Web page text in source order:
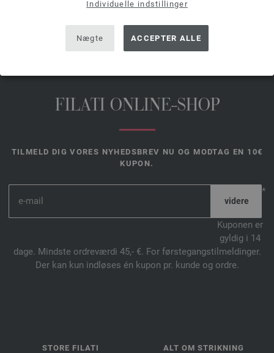
Individuelle indstillinger
Nægte ACCEPTER ALLE
FILATI ONLINE-SHOP
TILMELD DIG VORES NYHEDSBREV NU OG MODTAG EN 10€
KUPON.
*
Kuponen er
gyldig i 14
dage. Mindste ordreværdi 45,- €. For førstegangstilmeldinger.
Der kan kun indløses én kupon pr. kunde og ordre.
STORE FILATI ALT OM STRIKNING